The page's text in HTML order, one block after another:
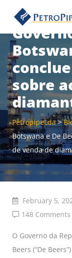
content
sobre
PetropipeLda>
Botswana e De
de venda de
February 5,
148 Comments
O Governo da
Beers (“De